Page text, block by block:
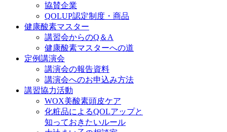
協賛企業
QOLUP認定制度・商品
健康酸素マスター
講習会からのQ＆A
健康酸素マスターへの道
定例講演会
講演会の報告資料
講演会へのお申込み方法
講習協力活動
WOX美酸素頭皮ケア
化粧品によるQOLアップと
知っておきたいルール